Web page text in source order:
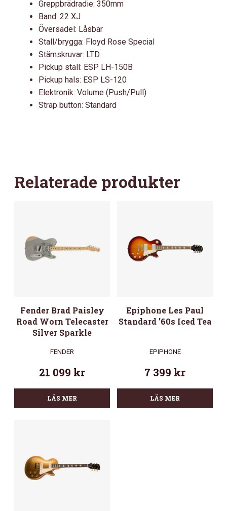
Greppbrädradie: 350mm
Band: 22 XJ
Översadel: Låsbar
Stall/brygga: Floyd Rose Special
Stämskruvar: LTD
Pickup stall: ESP LH-150B
Pickup hals: ESP LS-120
Elektronik: Volume (Push/Pull)
Strap button: Standard
Relaterade produkter
Fender Brad Paisley
Road Worn Telecaster
Silver Sparkle
FENDER
21 099 kr
LÄS MER
Epiphone Les Paul
Standard ’60s Iced Tea
EPIPHONE
7 399 kr
LÄS MER